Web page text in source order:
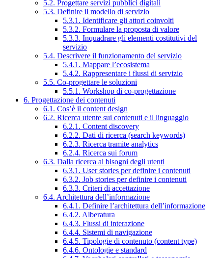
5.2. Progettare servizi pubblici digitali
5.3. Definire il modello di servizio
5.3.1. Identificare gli attori coinvolti
5.3.2. Formulare la proposta di valore
5.3.3. Inquadrare gli elementi costitutivi del
servizio
5.4. Descrivere il funzionamento del servizio
5.4.1. Mappare l’ecosistema
5.4.2. Rappresentare i flussi di servizio
5.5. Co-progettare le soluzioni
5.5.1. Workshop di co-progettazione
6. Progettazione dei contenuti
6.1. Cos’è il content design
6.2. Ricerca utente sui contenuti e il linguaggio
6.2.1. Content discovery
6.2.2. Dati di ricerca (search keywords)
6.2.3. Ricerca tramite analytics
6.2.4. Ricerca sui forum
6.3. Dalla ricerca ai bisogni degli utenti
6.3.1. User stories per definire i contenuti
6.3.2. Job stories per definire i contenuti
6.3.3. Criteri di accettazione
6.4. Architettura dell’informazione
6.4.1. Definire l’architettura dell’informazione
6.4.2. Alberatura
6.4.3. Flussi di interazione
6.4.4. Sistemi di navigazione
6.4.5. Tipologie di contenuto (content type)
6.4.6. Ontologie e standard